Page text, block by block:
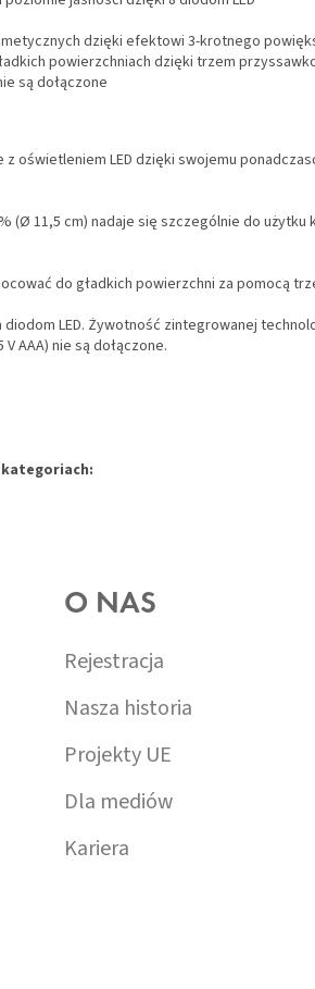
dzięki efektowi 3-krotnego
powierzchniach dzięki trzem
są dołączone
oświetleniem LED dzięki swojemu
(Ø 11,5 cm) nadaje się szczególnie do
do gładkich powierzchni za pomocą
LED. Żywotność zintegrowanej
AAA) nie są dołączone.
O NAS
Rejestracja
Nasza historia
Projekty UE
Dla mediów
Kariera